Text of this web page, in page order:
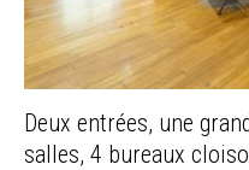
Deux entrées, une
salles, 4 bureaux